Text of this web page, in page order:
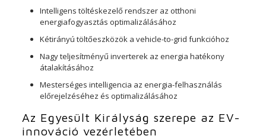
Intelligens töltéskezelő rendszer az otthoni
energiafogyasztás optimalizálásához
Kétirányú töltőeszközök a vehicle-to-grid funkcióhoz
Nagy teljesítményű inverterek az energia hatékony
átalakításához
Mesterséges intelligencia az energia-felhasználás
előrejelzéséhez és optimalizálásához
Az Egyesült Királyság szerepe az EV-
innováció vezérletében